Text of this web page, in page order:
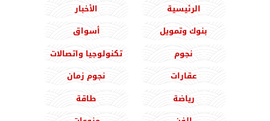
الرئيسية
الأخبار
بنوك وتمويل
أسواق
نجوم
تكنولوجيا واتصالات
عقارات
نجوم زمان
رياضة
طاقة